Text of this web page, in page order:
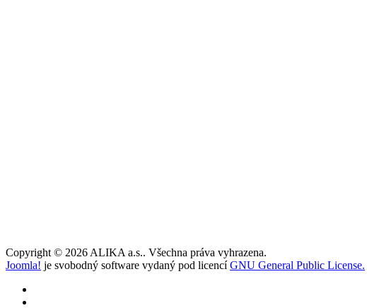
Copyright © 2026 ALIKA a.s.. Všechna práva vyhrazena.
Joomla! je svobodný software vydaný pod licencíGNU General Public License.